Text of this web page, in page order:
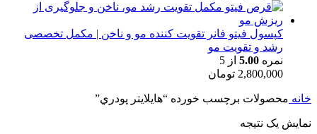
کپسول فیتو فانر تقویت کننده مو و ناخن | مکمل تخصصی
رشد و تقویت مو
نمره 5.00 از 5
2,800,000 تومان
خانه محصولات برچسب خورده “هايلايتر پودري”
نمایش یک نتیجه